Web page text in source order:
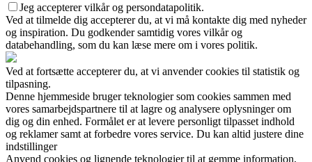
Jeg accepterer vilkår og persondatapolitik.
Ved at tilmelde dig accepterer du, at vi må kontakte dig med nyheder
og inspiration. Du godkender samtidig vores vilkår og
databehandling, som du kan læse mere om i vores politik.
Ved at fortsætte accepterer du, at vi anvender cookies til statistik og
tilpasning.
Denne hjemmeside bruger teknologier som cookies sammen med
vores samarbejdspartnere til at lagre og analysere oplysninger om
dig og din enhed. Formålet er at levere personligt tilpasset indhold
og reklamer samt at forbedre vores service. Du kan altid justere dine
indstillinger
Anvend cookies og lignende teknologier til at gemme information,